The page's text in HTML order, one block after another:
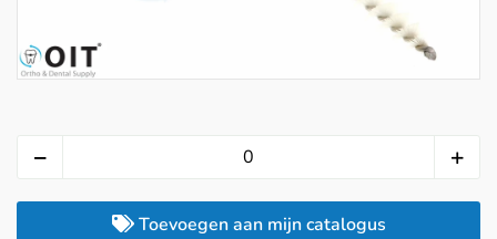
Toevoegen aan mijn catalogus